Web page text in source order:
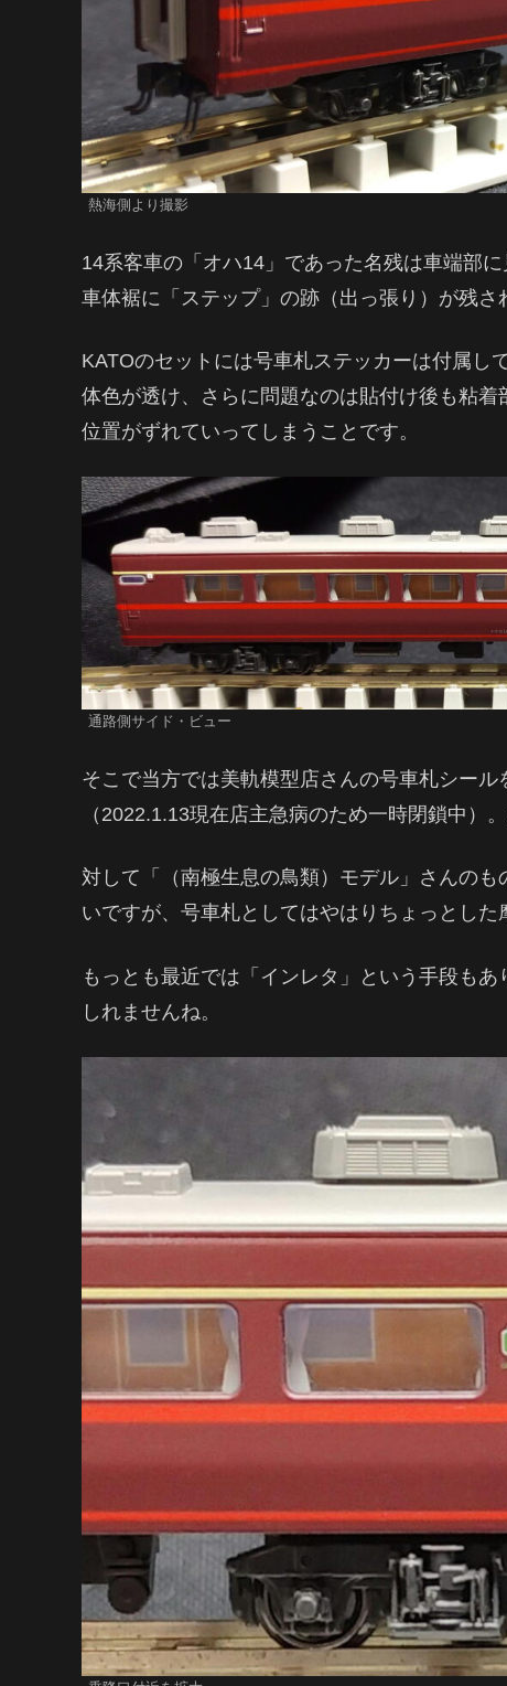
熱海側より撮影
14系客車の「オハ14」であった名残は車端部
車体裾に「ステップ」の跡（出っ張り）が残さ
KATOのセットには号車札ステッカーは付属し
体色が透け、さらに問題なのは貼付け後も粘
位置がずれていってしまうことです。
通路側サイド・ビュー
そこで当方では美軌模型店さんの号車札シール
（2022.1.13現在店主急病のため一時閉鎖中）
対して「（南極生息の鳥類）モデル」さんの
いですが、号車札としてはやはりちょっとした
もっとも最近では「インレタ」という手段も
しれませんね。